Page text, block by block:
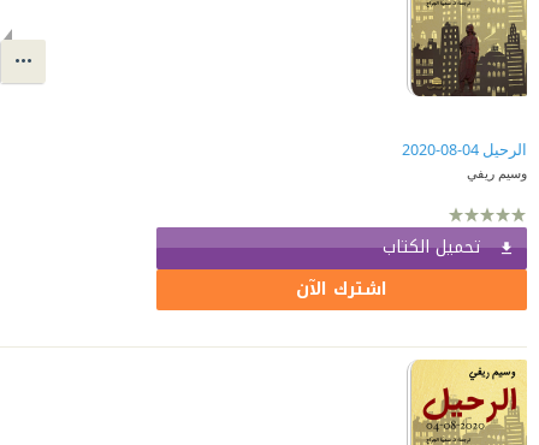
الرحيل 04-08-2020
وسيم ريفي
تحميل الكتاب
اشترك الآن